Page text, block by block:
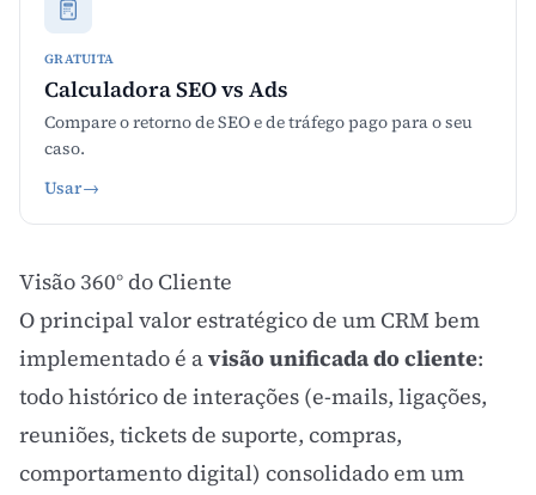
GRATUITA
Calculadora SEO vs Ads
Compare o retorno de SEO e de tráfego pago para o seu
caso.
Usar→
Visão 360° do Cliente
O principal valor estratégico de um CRM bem
implementado é avisão unificada do cliente:
todo histórico de interações (e-mails, ligações,
reuniões, tickets de suporte, compras,
comportamento digital) consolidado em um